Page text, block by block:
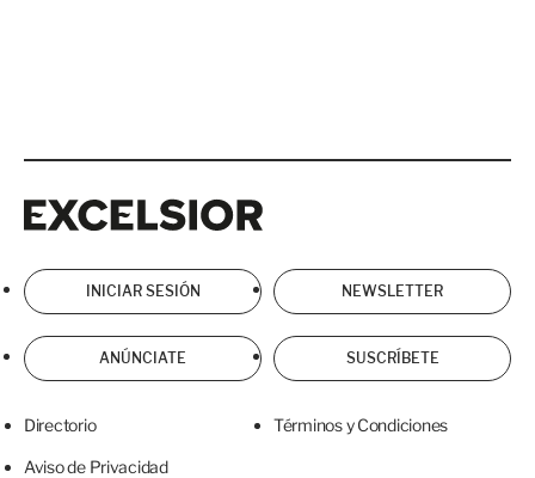
INICIAR SESIÓN NEWSLETTER
ANÚNCIATE SUSCRÍBETE
Directorio Términos y Condiciones
Aviso de Privacidad